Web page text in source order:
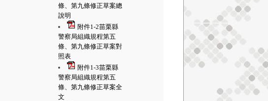
條、第九條修正草案總
說明
附件1-2苗栗縣
警察局組織規程第五
條、第九條修正草案對
照表
附件1-3苗栗縣
警察局組織規程第五
條、第九條修正草案全
文